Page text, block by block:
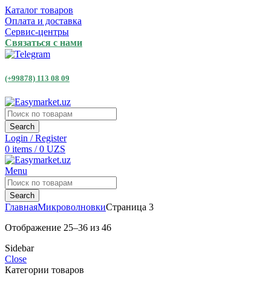
Каталог товаров
Оплата и доставка
Сервис-центры
Связаться с нами
(+99878) 113 08 09
Search
Login / Register
0 items / 0 UZS
Menu
Search
ГлавнаяМикроволновкиСтраница 3
Отображение 25–36 из 46
Sidebar
Close
Категории товаров